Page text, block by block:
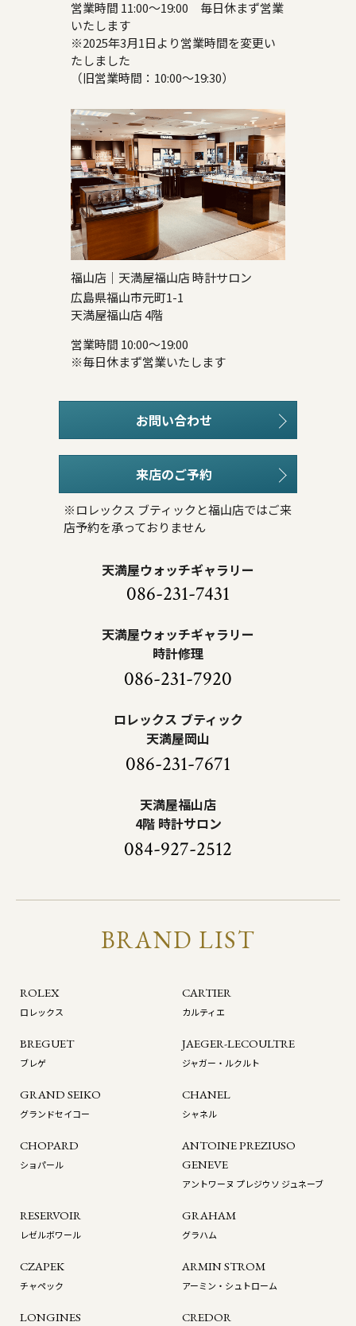
営業時間 11:00～19:00 毎日休まず営業
いたします
※2025年3月1日より営業時間を変更い
たしました
（旧営業時間：10:00～19:30）
福山店｜天満屋福山店 時計サロン
広島県福山市元町1-1
天満屋福山店 4階
営業時間 10:00～19:00
※毎日休まず営業いたします
お問い合わせ
来店のご予約
※ロレックス ブティックと福山店ではご来
店予約を承っておりません
天満屋ウォッチギャラリー
086-231-7431
天満屋ウォッチギャラリー
時計修理
086-231-7920
ロレックス ブティック
天満屋岡山
086-231-7671
天満屋福山店
4階 時計サロン
084-927-2512
BRAND LIST
ROLEX
ロレックス
CARTIER
カルティエ
BREGUET
ブレゲ
JAEGER-LECOULTRE
ジャガー・ルクルト
GRAND SEIKO
グランドセイコー
CHANEL
シャネル
CHOPARD
ショパール
ANTOINE PREZIUSO
GENEVE
アントワーヌ プレジウソ ジュネーブ
RESERVOIR
レゼルボワール
GRAHAM
グラハム
CZAPEK
チャペック
ARMIN STROM
アーミン・シュトローム
LONGINES CREDOR